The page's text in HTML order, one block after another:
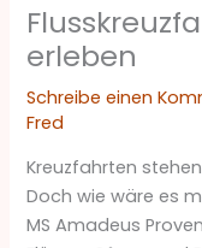
erleben
Schreibe einen
Fred
Kreuzfahrten
Doch wie wäre es
MS Amadeus